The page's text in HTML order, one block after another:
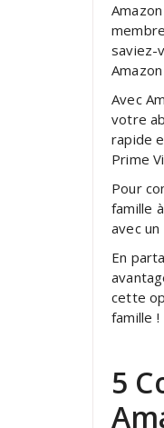
saviez-
Avec
votre
rapide
Prime
Pour
famille
avec
En
cette
famille !
5